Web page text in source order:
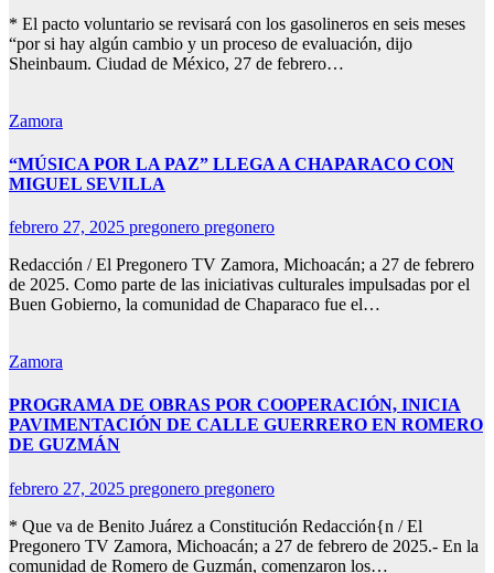
* El pacto voluntario se revisará con los gasolineros en seis meses
“por si hay algún cambio y un proceso de evaluación, dijo
Sheinbaum. Ciudad de México, 27 de febrero…
Zamora
“MÚSICA POR LA PAZ” LLEGA A CHAPARACO CON
MIGUEL SEVILLA
febrero 27, 2025 pregonero pregonero
Redacción / El Pregonero TV Zamora, Michoacán; a 27 de febrero
de 2025. Como parte de las iniciativas culturales impulsadas por el
Buen Gobierno, la comunidad de Chaparaco fue el…
Zamora
PROGRAMA DE OBRAS POR COOPERACIÓN, INICIA
PAVIMENTACIÓN DE CALLE GUERRERO EN ROMERO
DE GUZMÁN
febrero 27, 2025 pregonero pregonero
* Que va de Benito Juárez a Constitución Redacción{n / El
Pregonero TV Zamora, Michoacán; a 27 de febrero de 2025.- En la
comunidad de Romero de Guzmán, comenzaron los…